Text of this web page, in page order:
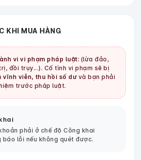
KHI MUA HÀNG
vi vi phạm pháp luật: (lừa đảo,
đồi trụy...). Cố tình vi phạm sẽ bị
vĩnh viễn, thu hồi số dưvà bạn phải
trước pháp luật.
phải ở chế độ Công khai
báo lỗi nếu không quét được.